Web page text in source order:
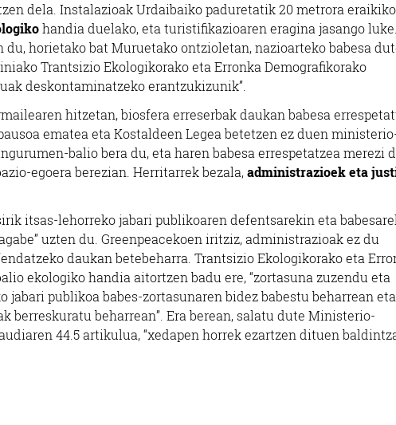
dela. Instalazioak Urdaibaiko paduretatik 20 metrora eraikiko
handia duelako, eta turistifikazioaren eragina jasango luke.
horietako bat Muruetako ontzioletan, nazioarteko babesa
Trantsizio Ekologikorako eta Erronka Demografikorako
deskontaminatzeko erantzukizunik”.
hitzetan, biosfera erreserbak daukan babesa
ematea eta Kostaldeen Legea betetzen ez duen
balio bera du, eta haren babesa errespetatzea merezi
egoera berezian. Herritarrek bezala,administrazioek eta
itsas-lehorreko jabari publikoaren defentsarekin eta
uzten du. Greenpeacekoen iritziz, administrazioak ez du
daukan betebeharra. Trantsizio Ekologikorako eta
ekologiko handia aitortzen badu ere, “zortasuna zuzendu eta
jabari publikoa babes-zortasunaren bidez babestu beharrean eta
berreskuratu beharrean”. Era berean, salatu dute Ministerio-
44.5 artikulua, “xedapen horrek ezartzen dituen